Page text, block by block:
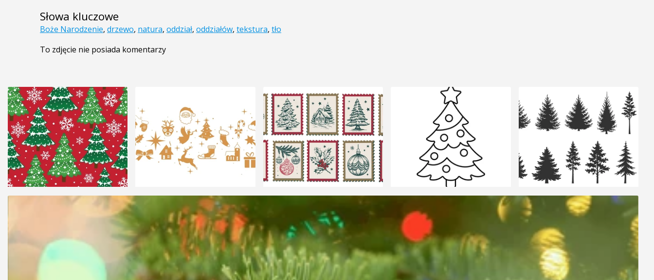
Słowa kluczowe
Boże Narodzenie, drzewo, natura, oddział, oddziałów, tekstura, tło
To zdjęcie nie posiada komentarzy